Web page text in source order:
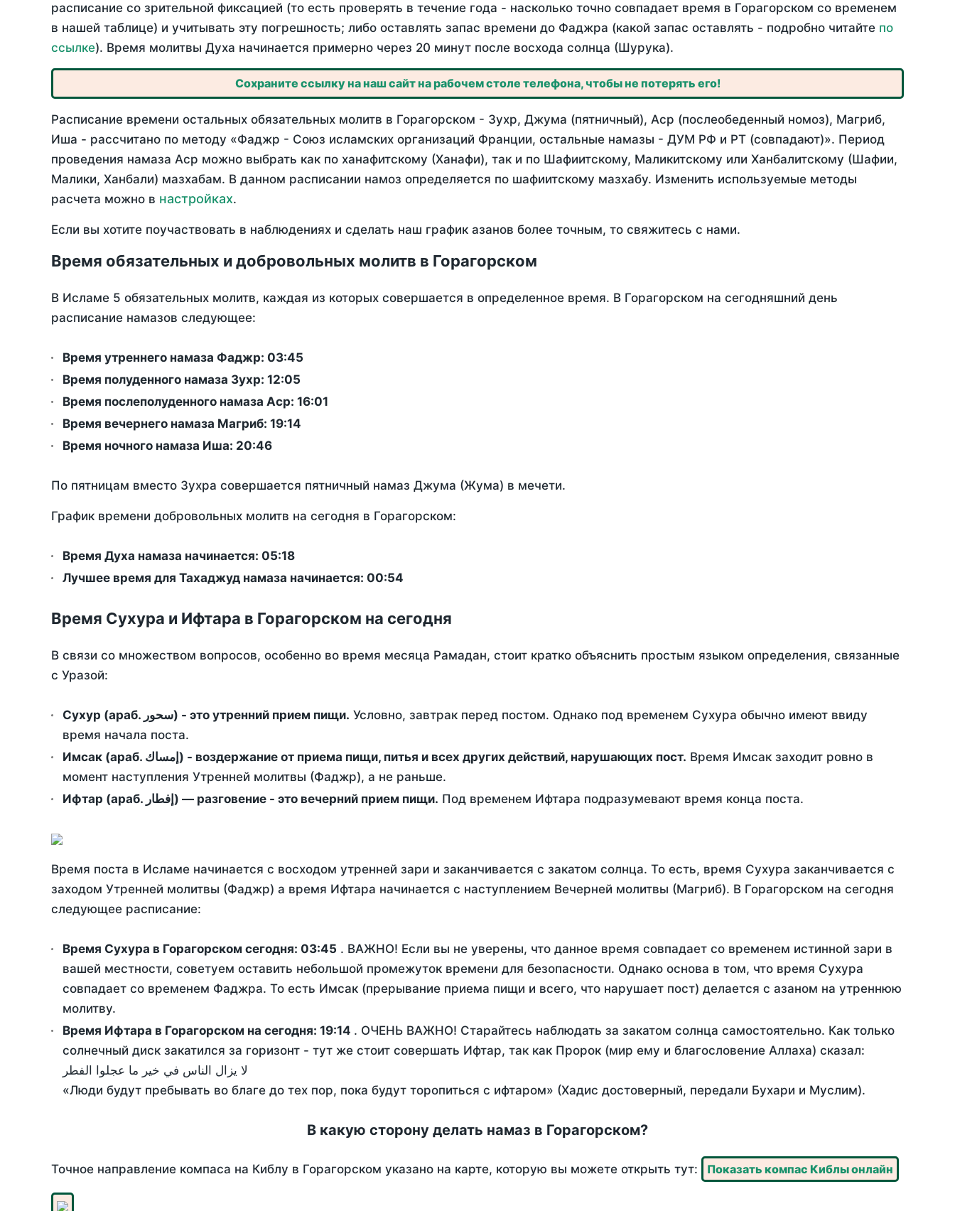
расписание со зрительной фиксацией (то есть проверять в течение года - насколько точно совпадает время в Горагорском со временем
в нашей таблице) и учитывать эту погрешность; либо оставлять запас времени до Фаджра (какой запас оставлять - подробно читайте по
ссылке). Время молитвы Духа начинается примерно через 20 минут после восхода солнца (Шурука).
Сохраните ссылку на наш сайт на рабочем столе телефона, чтобы не потерять его!
Расписание времени остальных обязательных молитв в Горагорском - Зухр, Джума (пятничный), Аср (послеобеденный номоз), Магриб,
Иша - рассчитано по методу «Фаджр - Союз исламских организаций Франции, остальные намазы - ДУМ РФ и РТ (совпадают)». Период
проведения намаза Аср можно выбрать как по ханафитскому (Ханафи), так и по Шафиитскому, Маликитскому или Ханбалитскому (Шафии,
Малики, Ханбали) мазхабам. В данном расписании намоз определяется по шафиитскому мазхабу. Изменить используемые методы
расчета можно в настройках.
Если вы хотите поучаствовать в наблюдениях и сделать наш график азанов более точным, то свяжитесь с нами.
Время обязательных и добровольных молитв в Горагорском
В Исламе 5 обязательных молитв, каждая из которых совершается в определенное время. В Горагорском на сегодняшний день
расписание намазов следующее:
Время утреннего намаза Фаджр: 03:45
Время полуденного намаза Зухр: 12:05
Время послеполуденного намаза Аср: 16:01
Время вечернего намаза Магриб: 19:14
Время ночного намаза Иша: 20:46
По пятницам вместо Зухра совершается пятничный намаз Джума (Жума) в мечети.
График времени добровольных молитв на сегодня в Горагорском:
Время Духа намаза начинается: 05:18
Лучшее время для Тахаджуд намаза начинается: 00:54
Время Сухура и Ифтара в Горагорском на сегодня
В связи со множеством вопросов, особенно во время месяца Рамадан, стоит кратко объяснить простым языком определения, связанные
с Уразой:
Сухур (араб. سحور) - это утренний прием пищи. Условно, завтрак перед постом. Однако под временем Сухура обычно имеют ввиду
время начала поста.
Имсак (араб. إمساك) - воздержание от приема пищи, питья и всех других действий, нарушающих пост. Время Имсак заходит ровно в
момент наступления Утренней молитвы (Фаджр), а не раньше.
Ифтар (араб. إفطار) — разговение - это вечерний прием пищи. Под временем Ифтара подразумевают время конца поста.
Время поста в Исламе начинается с восходом утренней зари и заканчивается с закатом солнца. То есть, время Сухура заканчивается с
заходом Утренней молитвы (Фаджр) а время Ифтара начинается с наступлением Вечерней молитвы (Магриб). В Горагорском на сегодня
следующее расписание:
Время Сухура в Горагорском сегодня: 03:45 . ВАЖНО! Если вы не уверены, что данное время совпадает со временем истинной зари в
вашей местности, советуем оставить небольшой промежуток времени для безопасности. Однако основа в том, что время Сухура
совпадает со временем Фаджра. То есть Имсак (прерывание приема пищи и всего, что нарушает пост) делается с азаном на утреннюю
молитву.
Время Ифтара в Горагорском на сегодня: 19:14 . ОЧЕНЬ ВАЖНО! Старайтесь наблюдать за закатом солнца самостоятельно. Как только
солнечный диск закатился за горизонт - тут же стоит совершать Ифтар, так как Пророк (мир ему и благословение Аллаха) сказал:
لا يزال الناس في خير ما عجلوا الفطر
«Люди будут пребывать во благе до тех пор, пока будут торопиться с ифтаром» (Хадис достоверный, передали Бухари и Муслим).
В какую сторону делать намаз в Горагорском?
Точное направление компаса на Киблу в Горагорском указано на карте, которую вы можете открыть тут: Показать компас Киблы онлайн